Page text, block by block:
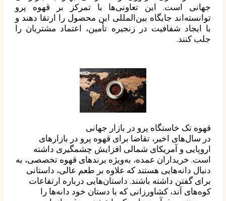
جهانی است. این تعاونی‌ها با تمرکز بر قهوه پرو
توانسته‌اند جایگاه بین‌المللی این محصول را ارتقا دهند و
با ایجاد شفافیت در زنجیره تأمین، اعتماد مشتریان را
جلب کنند.
قهوه تک خاستگاه پرو در بازار جهانی
در سال‌های اخیر، تقاضا برای قهوه پرو در بازارهای
اروپایی و آمریکای شمالی افزایش چشمگیری داشته
است. خریداران عمده، به‌ویژه برندهای قهوه تخصصی، به
دنبال دانه‌هایی هستند که علاوه بر طعم عالی، داستانی
برای گفتن داشته باشند. داستان‌هایی درباره ارتفاعات
کوه‌های آند، کشاورزانی که با دستان خود دانه‌ها را